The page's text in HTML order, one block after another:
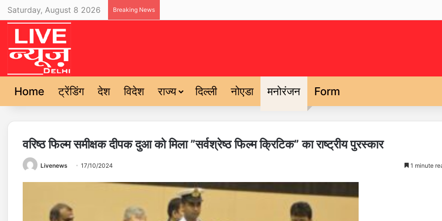
Saturday, August 8 2026 Breaking News
Home ट्रेंडिंग देश विदेश राज्य दिल्ली नोएडा मनोरंजन Form
वरिष्ठ फिल्म समीक्षक दीपक दुआ को मिला ”सर्वश्रेष्ठ फिल्म क्रिटिक” का राष्ट्रीय पुरस्कार
Livenews 17/10/2024 1 minute